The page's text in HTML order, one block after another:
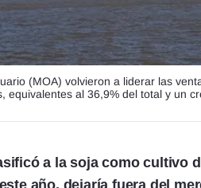
(MOA) volvieron a liderar las
equivalentes al 36,9% del total y un
a la soja como cultivo